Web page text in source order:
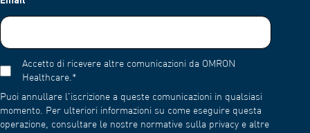
Accetto di ricevere altre comunicazioni da OMRON
Healthcare.*
Puoi annullare l'iscrizione a queste comunicazioni in qualsiasi
momento. Per ulteriori informazioni su come eseguire questa
operazione, consultare le nostre normative sulla privacy e altre